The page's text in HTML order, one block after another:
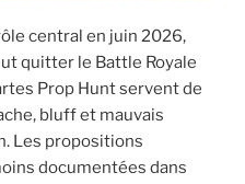
central en juin 2026,
quitter le Battle Royale
Prop Hunt servent de
bluff et mauvais
Les propositions
documentées dans